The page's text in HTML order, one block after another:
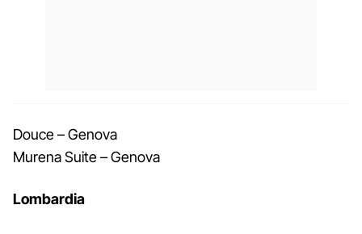
Douce – Genova
Murena Suite – Genova
Lombardia